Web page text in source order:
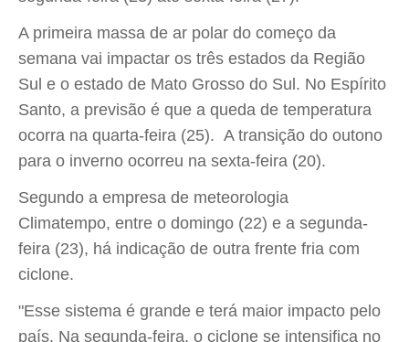
A primeira massa de ar polar do começo da
semana vai impactar os três estados da Região
Sul e o estado de Mato Grosso do Sul. No Espírito
Santo, a previsão é que a queda de temperatura
ocorra na quarta-feira (25). A transição do outono
para o inverno ocorreu na sexta-feira (20).
Segundo a empresa de meteorologia
Climatempo, entre o domingo (22) e a segunda-
feira (23), há indicação de outra frente fria com
ciclone.
"Esse sistema é grande e terá maior impacto pelo
país. Na segunda-feira, o ciclone se intensifica no